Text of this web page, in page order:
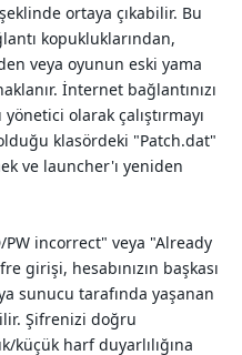
ortaya çıkabilir. Bu
kopukluklarından,
veya oyunun eski yama
İnternet bağlantınızı
olarak çalıştırmayı
klasördeki "Patch.dat"
ve launcher'ı yeniden
incorrect" veya "Already
girişi, hesabınızın başkası
sunucu tarafında yaşanan
Şifrenizi doğru
harf duyarlılığına